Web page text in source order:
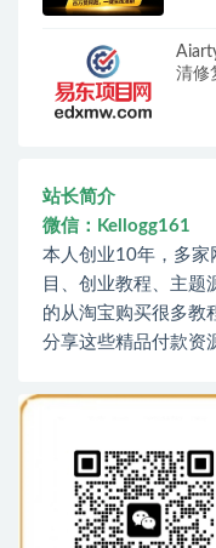
清修
站长简介
微信：Kellogg161
本人创业10年，多家
目、创业教程、主题
的从淘宝购买很多教
分享这些精品付款资